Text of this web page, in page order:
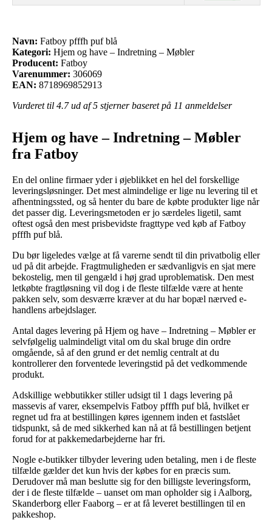
Navn: Fatboy pfffh puf blå
Kategori: Hjem og have – Indretning – Møbler
Producent: Fatboy
Varenummer: 306069
EAN: 8718969852913
Vurderet til 4.7ud af 5 stjerner baseret på 11 anmeldelser
Hjem og have – Indretning – Møbler
fra Fatboy
En del online firmaer yder i øjeblikket en hel del forskellige
leveringsløsninger. Det mest almindelige er lige nu levering til et
afhentningssted, og så henter du bare de købte produkter lige når
det passer dig. Leveringsmetoden er jo særdeles ligetil, samt
oftest også den mest prisbevidste fragttype ved køb af Fatboy
pfffh puf blå.
Du bør ligeledes vælge at få varerne sendt til din privatbolig eller
ud på dit arbejde. Fragtmuligheden er sædvanligvis en sjat mere
bekostelig, men til gengæld i høj grad uproblematisk. Den mest
letkøbte fragtløsning vil dog i de fleste tilfælde være at hente
pakken selv, som desværre kræver at du har bopæl nærved e-
handlens arbejdslager.
Antal dages levering på Hjem og have – Indretning – Møbler er
selvfølgelig ualmindeligt vital om du skal bruge din ordre
omgående, så af den grund er det nemlig centralt at du
kontrollerer den forventede leveringstid på det vedkommende
produkt.
Adskillige webbutikker stiller udsigt til 1 dags levering på
massevis af varer, eksempelvis Fatboy pfffh puf blå, hvilket er
regnet ud fra at bestillingen køres igennem inden et fastslået
tidspunkt, så de med sikkerhed kan nå at få bestillingen betjent
forud for at pakkemedarbejderne har fri.
Nogle e-butikker tilbyder levering uden betaling, men i de fleste
tilfælde gælder det kun hvis der købes for en præcis sum.
Derudover må man beslutte sig for den billigste leveringsform,
der i de fleste tilfælde – uanset om man opholder sig i Aalborg,
Skanderborg eller Faaborg – er at få leveret bestillingen til en
pakkeshop.